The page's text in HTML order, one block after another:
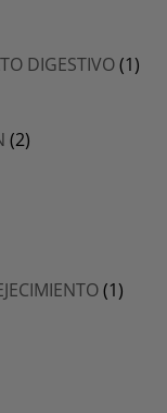
DIGESTIVO(1)
(2)
(1)